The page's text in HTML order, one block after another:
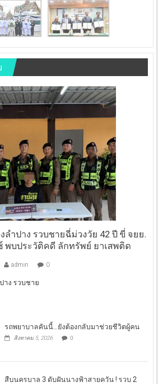
ลำปาง รวบชายฉี่ม่วงวัย 42 ปี ขี่ จยย.
พบประวัติคดี ลักทรัพย์ ยาเสพติด
admin 0
าง รวบชาย
รถพยาบาลคันนี้…ยังต้องกลับมาช่วยชีวิตผู้คน
สิงหาคม 5, 2026 0
สืบนครบาล 3 ดับฝันนางฟ้าสายควัน ! รวบ 2